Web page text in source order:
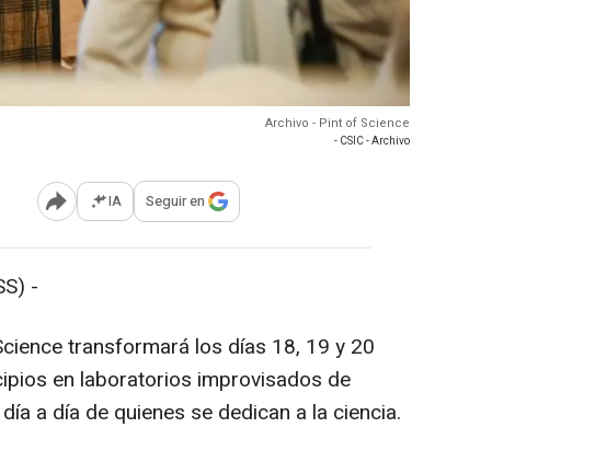
Archivo - Pint of Science
- CSIC - Archivo
Abrir opciones para compartir
IA Seguir en
-
transformará los días 18, 19 y 20
en laboratorios improvisados de
a día de quienes se dedican a la ciencia.